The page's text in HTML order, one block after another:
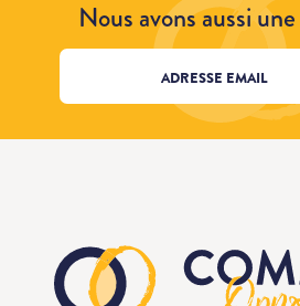
Nous avons aussi une